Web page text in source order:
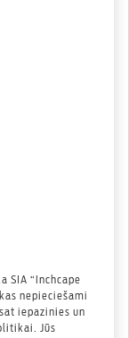
SIA “Inchcape
nepieciešami
iepazinies un
Jūs